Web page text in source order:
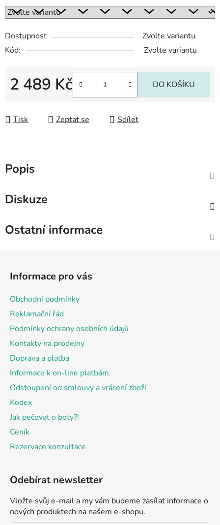
Dostupnost
Zvolte variantu
Kód:
Zvolte variantu
2 489 Kč DO KOŠÍKU
Tisk Zeptat se Sdílet
Popis
Diskuze
Ostatní informace
Informace pro vás
Obchodní podmínky
Reklamační řád
Podmínky ochrany osobních údajů
Kontakty na prodejny
Doprava a platba
Informace k on-line platbám
Odstoupení od smlouvy a vrácení zboží
Kodex
Jak pečovat o boty?!
Ceník
Rezervace konzultace
Odebírat newsletter
Vložte svůj e-mail a my vám budeme zasílat informace o
nových produktech na našem e-shopu.